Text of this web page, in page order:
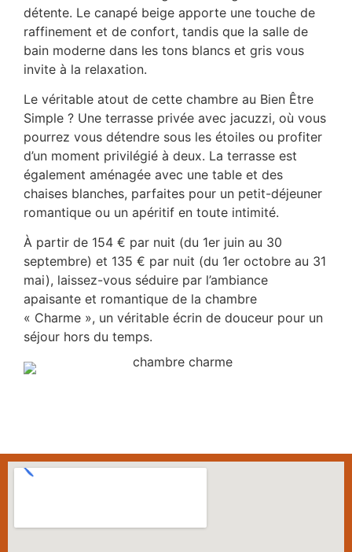
détente. Le canapé beige apporte une touche de
raffinement et de confort, tandis que la salle de
bain moderne dans les tons blancs et gris vous
invite à la relaxation.
Le véritable atout de cette chambre au Bien Être
Simple ? Une terrasse privée avec jacuzzi, où vous
pourrez vous détendre sous les étoiles ou profiter
d’un moment privilégié à deux. La terrasse est
également aménagée avec une table et des
chaises blanches, parfaites pour un petit-déjeuner
romantique ou un apéritif en toute intimité.
À partir de 154 € par nuit (du 1er juin au 30
septembre) et 135 € par nuit (du 1er octobre au 31
mai), laissez-vous séduire par l’ambiance
apaisante et romantique de la chambre
« Charme », un véritable écrin de douceur pour un
séjour hors du temps.